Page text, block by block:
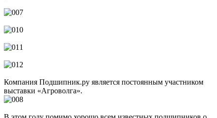
Компания Подшипник.ру является постоянным участником
выставки «Агроволга».